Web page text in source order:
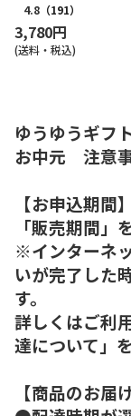
4.8 （191）
3,780円
(送料・税込)
ゆうゆうギフ
お中元 注意
【お申込期間】
「販売期間」
※インターネ
いが完了した
す。
詳しくはご利
達について」
【商品のお届